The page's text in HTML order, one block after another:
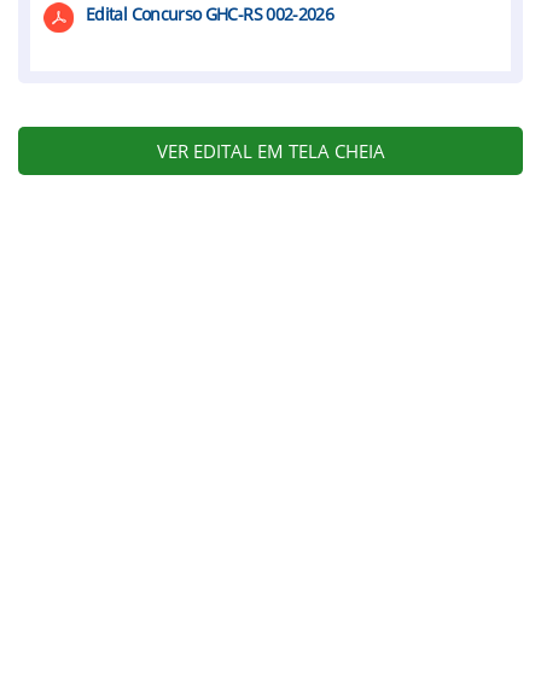
Edital Concurso GHC-RS 002-2026
VER EDITAL EM TELA CHEIA